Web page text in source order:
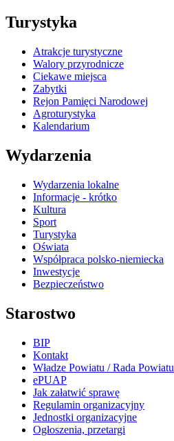
Turystyka
Atrakcje turystyczne
Walory przyrodnicze
Ciekawe miejsca
Zabytki
Rejon Pamięci Narodowej
Agroturystyka
Kalendarium
Wydarzenia
Wydarzenia lokalne
Informacje - krótko
Kultura
Sport
Turystyka
Oświata
Współpraca polsko-niemiecka
Inwestycje
Bezpieczeństwo
Starostwo
BIP
Kontakt
Władze Powiatu / Rada Powiatu
ePUAP
Jak załatwić sprawę
Regulamin organizacyjny
Jednostki organizacyjne
Ogłoszenia, przetargi